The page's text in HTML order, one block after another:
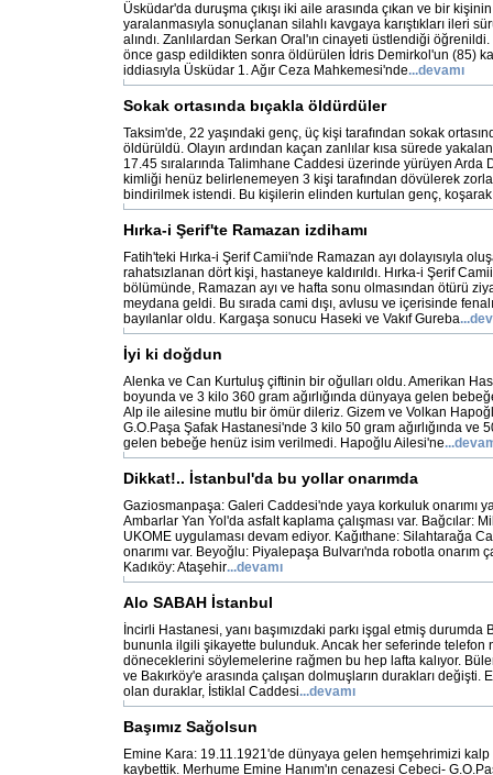
Üsküdar'da duruşma çıkışı iki aile arasında çıkan ve bir
yaralanmasıyla sonuçlanan silahlı kavgaya karıştıkları ileri
alındı. Zanlılardan Serkan Oral'ın cinayeti üstlendiği
önce gasp edildikten sonra öldürülen İdris Demirkol'un (85)
iddiasıyla Üsküdar 1. Ağır Ceza Mahkemesi'nde...devamı
Sokak ortasında bıçakla öldürdüler
Taksim'de, 22 yaşındaki genç, üç kişi tarafından sokak
öldürüldü. Olayın ardından kaçan zanlılar kısa sürede
17.45 sıralarında Talimhane Caddesi üzerinde yürüyen Arda
kimliği henüz belirlenemeyen 3 kişi tarafından dövülerek
bindirilmek istendi. Bu kişilerin elinden kurtulan genç,
Hırka-i Şerif'te Ramazan izdihamı
Fatih'teki Hırka-i Şerif Camii'nde Ramazan ayı dolayısıyla
rahatsızlanan dört kişi, hastaneye kaldırıldı. Hırka-i Şerif
bölümünde, Ramazan ayı ve hafta sonu olmasından ötürü
meydana geldi. Bu sırada cami dışı, avlusu ve içerisinde
bayılanlar oldu. Kargaşa sonucu Haseki ve Vakıf Gureba
İyi ki doğdun
Alenka ve Can Kurtuluş çiftinin bir oğulları oldu. Amerikan
boyunda ve 3 kilo 360 gram ağırlığında dünyaya gelen
Alp ile ailesine mutlu bir ömür dileriz. Gizem ve Volkan
G.O.Paşa Şafak Hastanesi'nde 3 kilo 50 gram ağırlığında ve
gelen bebeğe henüz isim verilmedi. Hapoğlu Ailesi'ne
Dikkat!.. İstanbul'da bu yollar onarımda
Gaziosmanpaşa: Galeri Caddesi'nde yaya korkuluk onarımı
Ambarlar Yan Yol'da asfalt kaplama çalışması var. Bağcılar:
UKOME uygulaması devam ediyor. Kağıthane: Silahtarağa
onarımı var. Beyoğlu: Piyalepaşa Bulvarı'nda robotla onarım
Kadıköy: Ataşehir...devamı
Alo SABAH İstanbul
İncirli Hastanesi, yanı başımızdaki parkı işgal etmiş durumda
bununla ilgili şikayette bulunduk. Ancak her seferinde telefon
döneceklerini söylemelerine rağmen bu hep lafta kalıyor.
ve Bakırköy'e arasında çalışan dolmuşların durakları değişti.
olan duraklar, İstiklal Caddesi...devamı
Başımız Sağolsun
Emine Kara: 19.11.1921'de dünyaya gelen hemşehrimizi
kaybettik. Merhume Emine Hanım'ın cenazesi Cebeci-